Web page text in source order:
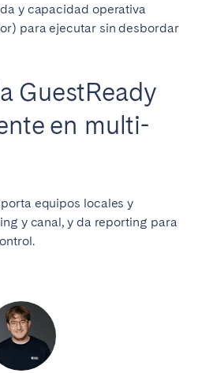
y capacidad operativa
para ejecutar sin desbordar
GuestReady
en multi-
equipos locales y
y canal, y da reporting para